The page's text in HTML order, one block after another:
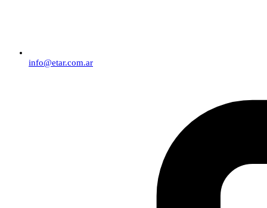
info@etar.com.ar